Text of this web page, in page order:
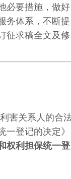
必要措施，做好
务体系，不断提
征求稿全文及修
害关系人的合
登记的决定》
权利担保统一登